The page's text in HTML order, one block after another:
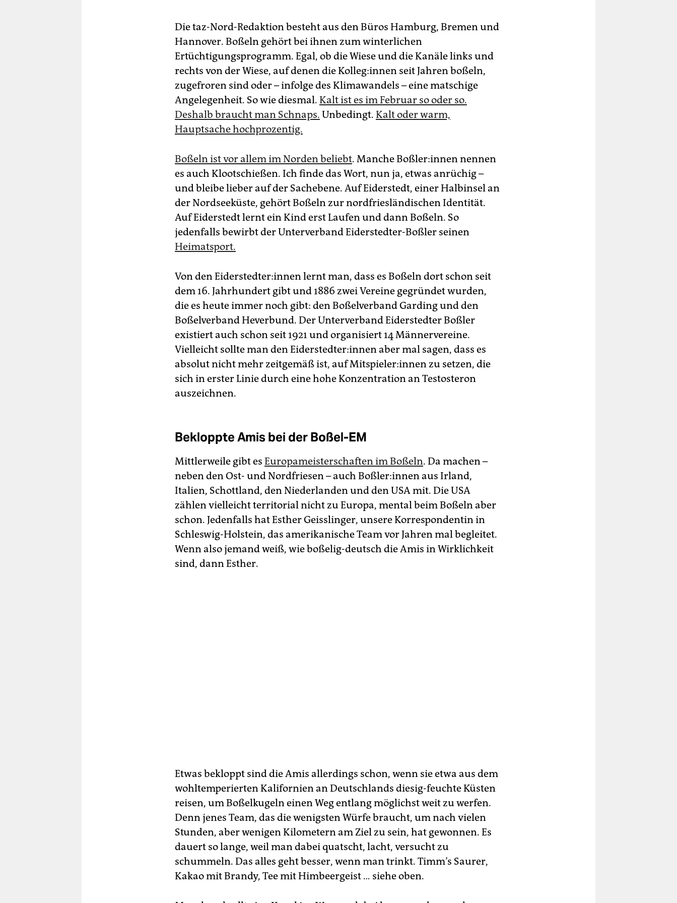
Die taz-Nord-Redaktion besteht aus den Büros Hamburg, Bremen und
Hannover. Boßeln gehört bei ihnen zum winterlichen
Ertüchtigungsprogramm. Egal, ob die Wiese und die Kanäle links und
rechts von der Wiese, auf denen die Kol­le­g:in­nen seit Jahren boßeln,
zugefroren sind oder – infolge des Klimawandels – eine matschige
Angelegenheit. So wie diesmal. Kalt ist es im Februar so oder so.
Deshalb braucht man Schnaps. Unbedingt. Kalt oder warm,
Hauptsache hochprozentig.
Boßeln ist vor allem im Norden beliebt. Manche Boß­le­r:­in­nen nennen
es auch Klootschießen. Ich finde das Wort, nun ja, etwas anrüchig –
und bleibe lieber auf der Sachebene. Auf Eiderstedt, einer Halbinsel an
der Nordseeküste, gehört Boßeln zur nordfriesländischen Identität.
Auf Eiderstedt lernt ein Kind erst Laufen und dann Boßeln. So
jedenfalls bewirbt der Unterverband Eiderstedter-Boßler seinen
Heimatsport.
Von den Ei­der­sted­te­r:in­nen lernt man, dass es Boßeln dort schon seit
dem 16. Jahrhundert gibt und 1886 zwei Vereine gegründet wurden,
die es heute immer noch gibt: den Boßelverband Garding und den
Boßelverband Heverbund. Der Unterverband Eiderstedter Boßler
existiert auch schon seit 1921 und organisiert 14 Männervereine.
Vielleicht sollte man den Ei­der­sted­te­r:in­nen aber mal sagen, dass es
absolut nicht mehr zeitgemäß ist, auf Mit­spie­le­r:in­nen zu setzen, die
sich in erster Linie durch eine hohe Konzentration an Testosteron
auszeichnen.
Bekloppte Amis bei der Boßel-EM
Mittlerweile gibt es Europameisterschaften im Boßeln. Da machen –
neben den Ost- und Nordfriesen – auch Boß­le­r:­in­nen aus Irland,
Italien, Schottland, den Niederlanden und den USA mit. Die USA
zählen vielleicht territorial nicht zu Europa, mental beim Boßeln aber
schon. Jedenfalls hat Esther Geisslinger, unsere Korrespondentin in
Schleswig-Holstein, das amerikanische Team vor Jahren mal begleitet.
Wenn also jemand weiß, wie boßelig-deutsch die Amis in Wirklichkeit
sind, dann Esther.
Etwas bekloppt sind die Amis allerdings schon, wenn sie etwa aus dem
wohltemperierten Kalifornien an Deutschlands diesig-feuchte Küsten
reisen, um Boßelkugeln einen Weg entlang möglichst weit zu werfen.
Denn jenes Team, das die wenigsten Würfe braucht, um nach vielen
Stunden, aber wenigen Kilometern am Ziel zu sein, hat gewonnen. Es
dauert so lange, weil man dabei quatscht, lacht, versucht zu
schummeln. Das alles geht besser, wenn man trinkt. Timm’s Saurer,
Kakao mit Brandy, Tee mit Himbeergeist … siehe oben.